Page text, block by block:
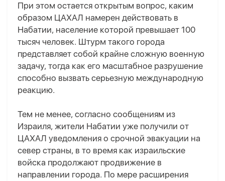
При этом остается открытым вопрос, каким
образом ЦАХАЛ намерен действовать в
Набатии, население которой превышает 100
тысяч человек. Штурм такого города
представляет собой крайне сложную военную
задачу, тогда как его масштабное разрушение
способно вызвать серьезную международную
реакцию.
Тем не менее, согласно сообщениям из
Израиля, жители Набатии уже получили от
ЦАХАЛ уведомления о срочной эвакуации на
север страны, в то время как израильские
войска продолжают продвижение в
направлении города. По мере расширения